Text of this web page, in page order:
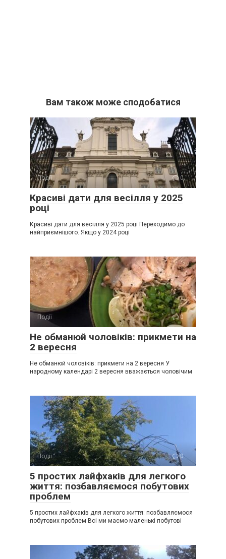
Вам також може сподобатися
Події 0
Красиві дати для весілля у 2025
році
Красиві дати для весілля у 2025 році Переходимо до
найприємнішого. Якщо у 2024 році
Події 0
Не обманюй чоловіків: прикмети на
2 вересня
Не обманюй чоловіків: прикмети на 2 вересня У
народному календарі 2 вересня вважається чоловічим
Події 0
5 простих лайфхаків для легкого
життя: позбавляємося побутових
проблем
5 простих лайфхаків для легкого життя: позбавляємося
побутових проблем Всі ми маємо маленькі побутові